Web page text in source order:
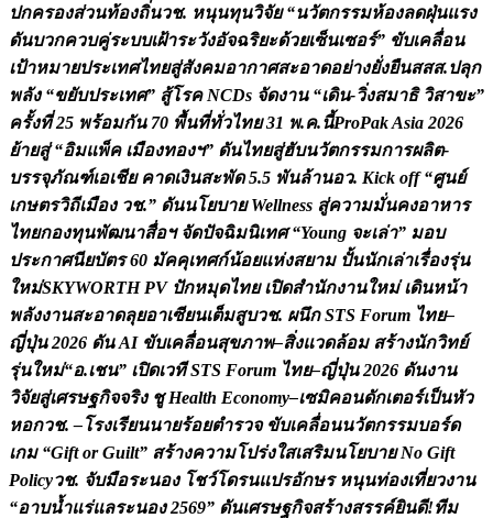
ปกครองสวนทองถนวช. หนนทนวจย “นวตกรรมหองลดฝนแรง
ดนบวกควบคระบบเฝาระวงอจฉรยะดวยเซนเซอร” ขบเคลอน
เปาหมายประเทศไทยสสงคมอากาศสะอาดอยางยงยนสสส.ปลก
พลง “ขยบประเทศ” สโรค NCDs จดงาน “เดน-วงสมาธ วสาขะ”
ครงท 25 พรอมกน 70 พนททวไทย 31 พ.ค.นProPakAsia 2026
ยายส “อมแพค เมองทองฯ” ดนไทยสฮบนวตกรรมการผลต-
บรรจภณฑเอเชย คาดเงนสะพด 5.5 พนลานอว. Kick off “ศนย
เกษตรวถเมอง วช.” ดนนโยบาย Wellness สความมนคงอาหาร
ไทยกองทนพฒนาสอฯ จดปจฉมนเทศ “Young จะเลา” มอบ
ประกาศนยบตร 60 มคคเทศกนอยแหงสยาม ปนนกเลาเรองรน
ใหมSKYWORTH PV ปกหมดไทย เปดสนกงานใหม เดนหนา
พลงงานสะอาดลยอาเซยนเตมสบวช. ผนก STS Forum ไทย–
ญปน 2026 ดน AI ขบเคลอนสขภาพ–สงแวดลอม สรางนกวทย
รนใหม“อ.เชน” เปดเวท STS Forum ไทย–ญปน 2026 ดนงาน
วจยสเศรษฐกจจรง ช Health Economy–เซมคอนดกเตอรเปนหว
หอกวช. –โรงเรยนนายรอยตรวจ ขบเคลอนนวตกรรมบอรด
เกม “Gift or Guilt” สรางความโปรงใสเสรมนโยบาย No Gift
Policyวช. จบมอระนอง โชวโดรนแปรอกษร หนนทองเทยวงาน
“อาบนแรแลระนอง 2569” ดนเศรษฐกจสรางสรรคยนด!ทม